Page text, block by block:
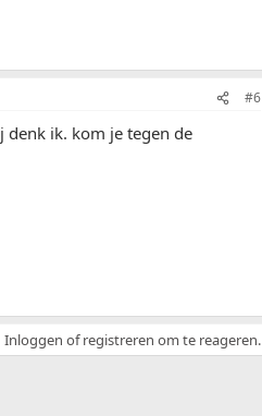
#6
denk ik. kom je tegen de
Inloggen of registreren om te reageren.